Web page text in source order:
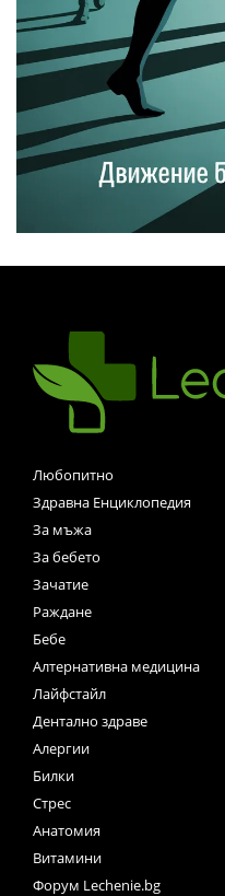
Любопитно
Здравна Енциклопедия
За мъжа
За бебето
Зачатие
Раждане
Бебе
Алтернативна медицина
Лайфстайл
Дентално здраве
Алергии
Билки
Стрес
Анатомия
Витамини
Форум Lechenie.bg